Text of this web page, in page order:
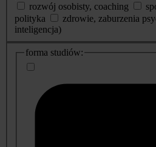
rozwój osobisty, coaching
polityka
zdrowie, zaburzenia
inteligencja)
dodatkowe
informacje
forma studiów: